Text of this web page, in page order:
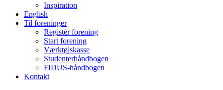
Inspiration
English
Til foreninger
Registér forening
Start forening
Værktøjskasse
Studenterhåndbogen
FIDUS-håndbogen
Kontakt